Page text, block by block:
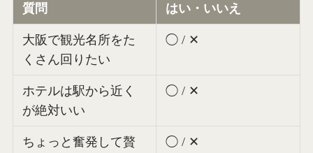
質問 はい・いいえ
大阪で観光名所をた
くさん回りたい
◯ / ✕
ホテルは駅から近く
が絶対いい
◯ / ✕
ちょっと奮発して贅
◯ / ✕